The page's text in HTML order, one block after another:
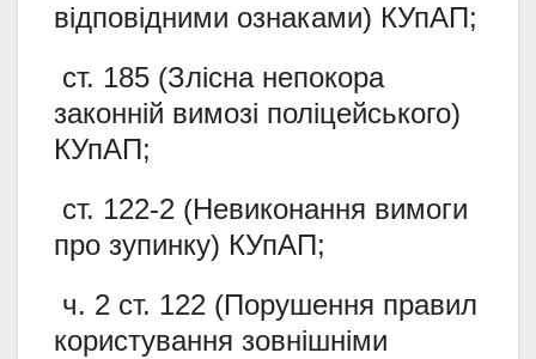
відповідними ознаками) КУпАП;
ст. 185 (Злісна непокора
законній вимозі поліцейського)
КУпАП;
ст. 122-2 (Невиконання вимоги
про зупинку) КУпАП;
ч. 2 ст. 122 (Порушення правил
користування зовнішніми